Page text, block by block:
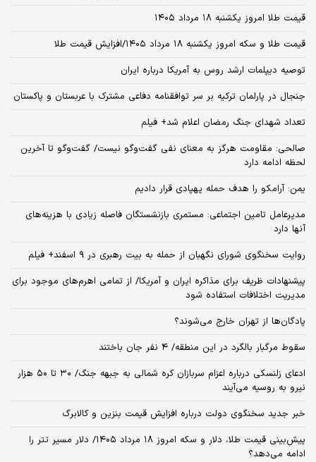
قیمت طلا امروز یکشنبه ۱۸ مرداد ۱۴۰۵
قیمت طلا و سکه امروز یکشنبه ۱۸ مرداد ۱۴۰۵/افزایش قیمت طلا
توصیه دیپلمات ارشد روس به آمریکا درباره ایران
جنجال در پارلمان ترکیه بر سر توافقنامه دفاعی مشترک با عربستان و پاکستان
تعداد شهدای جنگ رمضان اعلام شد+ فیلم
صالحی: مقاومت هرگز به معنای نفی گفت‌وگو نیست/ گفت‌وگو تا آخرین
لحظه ادامه دارد
یمن: آرامکو را هدف حمله پهپادی قرار دادیم
مدیرعامل تامین اجتماعی: مستمری بازنشستگان فاصله زیادی با هزینه‌های
آنها دارد
روایت سخنگوی شورای نگهبان از حمله به بیت رهبری در ۹ اسفند+ فیلم
پیشنهادات ظریف برای مذاکره ایران و آمریکا/ از تمامی اهرم‌های موجود برای
مدیریت اختلافات استفاده شود
پادگان‌ها از تهران خارج می‌شوند؟
سقوط مرگبار بالگرد در این منطقه/ ۴ نفر جان باختند
ادعای زلنسکی درباره اعزام سربازان کره شمالی به جبهه جنگ/ ۳۰ تا ۵۰ هزار
نیرو به روسیه می‌آیند
خبر جدید سخنگوی دولت درباره افزایش قیمت بنزین و کالابرگ
پیش‌بینی قیمت طلا، دلار و سکه امروز ۱۸ مرداد ۱۴۰۵/ دلار مسیر تتر را
ادامه می‌دهد؟